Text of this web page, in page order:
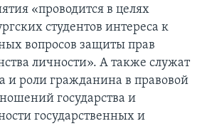
«проводится в целях
студентов интереса к
вопросов защиты прав
личности». А также служат
и роли гражданина в правовой
государства и
государственных и